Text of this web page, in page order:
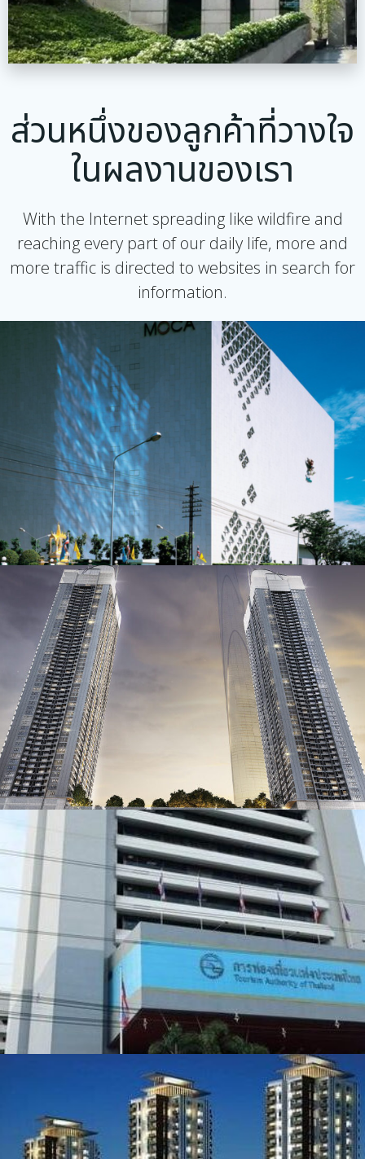
ส่วนหนึ่งของลูกค้าที่วางใจ
ในผลงานของเรา
With the Internet spreading like wildfire and
reaching every part of our daily life, more and
more traffic is directed to websites in search for
information.